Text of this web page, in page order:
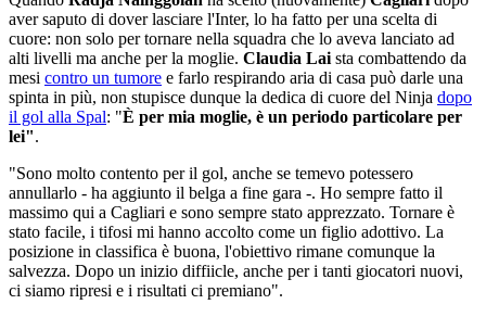
aver saputo di dover lasciare l'Inter, lo ha fatto per una scelta di
cuore: non solo per tornare nella squadra che lo aveva lanciato ad
alti livelli ma anche per la moglie. Claudia Lai sta combattendo da
mesi contro un tumore e farlo respirando aria di casa può darle una
spinta in più, non stupisce dunque la dedica di cuore del Ninja dopo
il gol alla Spal: "È per mia moglie, è un periodo particolare per
lei".
"Sono molto contento per il gol, anche se temevo potessero
annullarlo - ha aggiunto il belga a fine gara -. Ho sempre fatto il
massimo qui a Cagliari e sono sempre stato apprezzato. Tornare è
stato facile, i tifosi mi hanno accolto come un figlio adottivo. La
posizione in classifica è buona, l'obiettivo rimane comunque la
salvezza. Dopo un inizio diffiicle, anche per i tanti giocatori nuovi,
ci siamo ripresi e i risultati ci premiano".